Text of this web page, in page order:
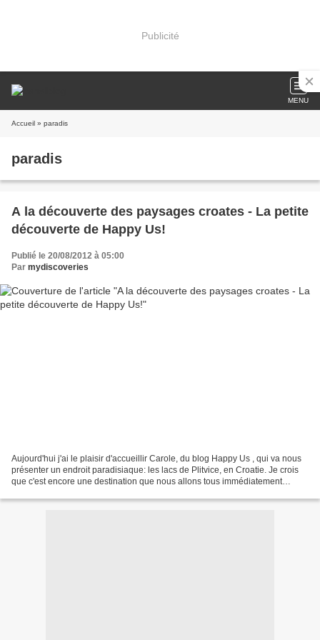
Publicité
MENU
Accueil » paradis
paradis
A la découverte des paysages croates - La petite
découverte de Happy Us!
Publié le 20/08/2012 à 05:00
Par mydiscoveries
Aujourd'hui j'ai le plaisir d'accueillir Carole, du blog Happy Us , qui va nous
présenter un endroit paradisiaque: les lacs de Plitvice, en Croatie. Je crois
que c'est encore une destination que nous allons tous immédiatement